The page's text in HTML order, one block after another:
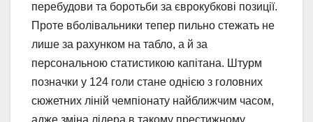
перебудови та боротьби за єврокубкові позиції.
Проте вболівальники тепер пильно стежать не
лише за рахунком на табло, а й за
персональною статистикою капітана. Штурм
позначки у 124 голи стане однією з головних
сюжетних ліній чемпіонату найближчим часом,